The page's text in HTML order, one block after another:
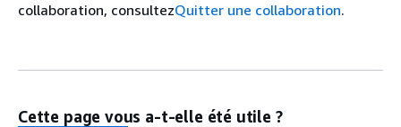
collaboration, consultezQuitter une collaboration.
Cette page vous a-t-elle été utile ?